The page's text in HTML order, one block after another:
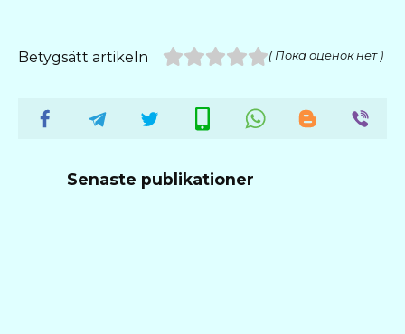
Betygsätt artikeln ( Пока оценок нет )
Senaste publikationer